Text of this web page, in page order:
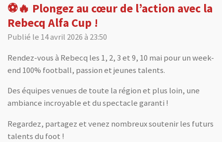
⚽🔥 Plongez au cœur de l’action avec la
Rebecq Alfa Cup !
Publié le 14 avril 2026 à 23:50
Rendez-vous à Rebecq les 1, 2, 3 et 9, 10 mai pour un week-
end 100% football, passion et jeunes talents.
Des équipes venues de toute la région et plus loin, une
ambiance incroyable et du spectacle garanti !
Regardez, partagez et venez nombreux soutenir les futurs
talents du foot !